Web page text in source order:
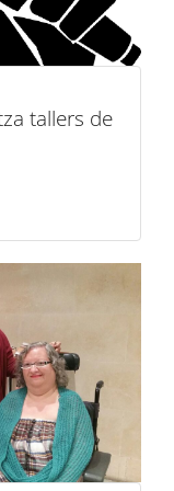
tallers de